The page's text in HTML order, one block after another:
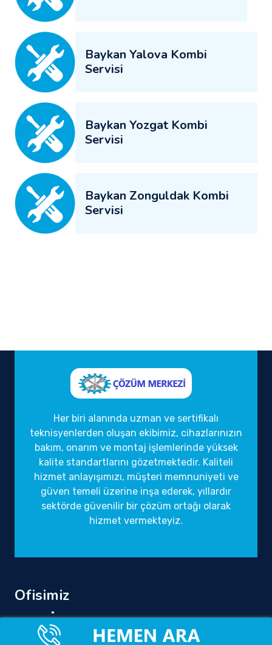
Baykan Yalova Kombi
Servisi
Baykan Yozgat Kombi
Servisi
Baykan Zonguldak Kombi
Servisi
Her biri alanında uzman ve sertifikalı
teknisyenlerden oluşan ekibimiz, cihazlarınızın
bakım, onarım ve montaj işlemlerinde yüksek
kalite standartlarını gözetmektedir. Kaliteli
hizmet anlayışımızı, müşteri memnuniyeti ve
güven temeli üzerine inşa ederek, yıllardır
sektörde güvenilir bir çözüm ortağı olarak
hizmet vermekteyiz.
Ofisimiz
Tüm Türkiye